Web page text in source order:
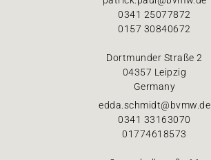
0341 25077872
0157 30840672
Dortmunder Straße 2
04357 Leipzig
Germany
edda.schmidt@bvmw.de
0341 33163070
01774618573